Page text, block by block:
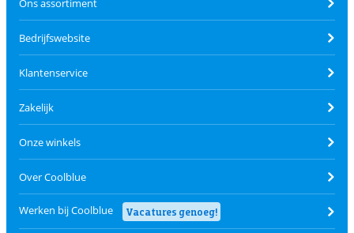
Bedrijfswebsite
Klantenservice
Zakelijk
Onze winkels
Over Coolblue
Werken bij Coolblue Vacatures genoeg!